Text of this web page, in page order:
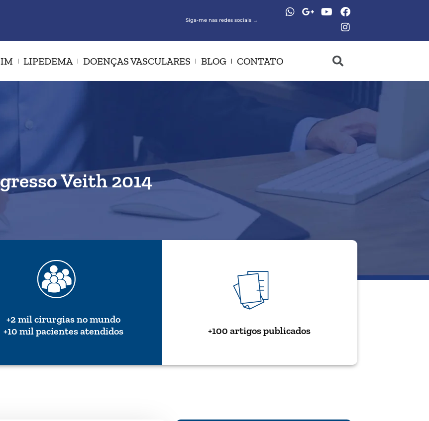
Siga-me nas redes sociais →
LIPEDEMA DOENÇAS VASCULARES BLOG CONTATO
Veith 2014
+2 mil cirurgias no mundo
+10 mil pacientes atendidos
+100 artigos publicados